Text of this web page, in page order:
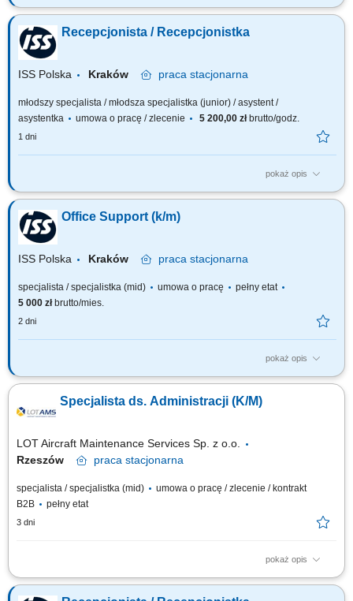
Zakres obowiązków: Rejestracja odwiedzających i zarządzanie
Wsparcie przy wprowadzaniu i doradztwie dla odwiedzających.
Koordynacja rezerwacji sal konferencyjnych. Obsługa poczty, kurierów i
przesyłek. Ogólne wsparcie administracyjne.
Recepcjonista / Recepcjonistka
ISS Polska Kraków praca stacjonarna
młodszy specjalista / młodsza specjalistka (junior) / asystent /
asystentka
umowa o pracę / zlecenie 5 200,00 złbrutto/godz.
1 dni
pokaż opis
Zakres obowiązków: Zarządzanie rezerwacjami i obsługa sal
gości.Wsparcie techniczne spotkań stacjonarnych i online (TV/VC).
Obsługa korespondencji oraz przesyłek kurierskich. Nadzór nad
serwisami zewnętrznymi (sprzątanie,...
Office Support (k/m)
ISS Polska Kraków praca stacjonarna
specjalista / specjalistka (mid) umowa o pracę
pełny etat
5 000 złbrutto/mies.
2 dni
pokaż opis
Zakres obowiązków: Obsługa recepcji: awizacja i witanie gości,
prowadzenie rejestru. Przyjmowanie i wydawanie paczek oraz przesyłek
kurierskich. Zamawianie artykułów biurowych i spożywczych do biura.
Specjalista ds. Administracji (K/M)
LOT Aircraft Maintenance Services Sp. z o.o.
Rzeszów
praca stacjonarna
specjalista / specjalistka (mid)
umowa o pracę / zlecenie / kontrakt
B2B
pełny etat
3 dni
pokaż opis
Zakres obowiązków: Profesjonalna obsługa recepcji, przyjmowanie gości